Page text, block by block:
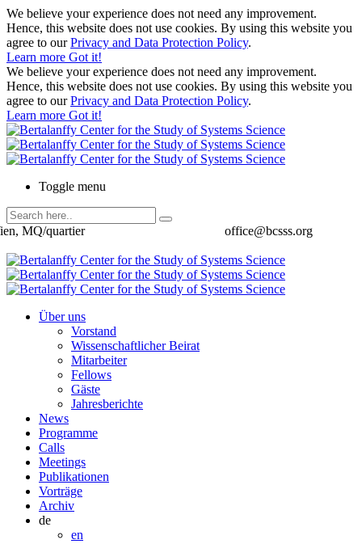
We believe your experience does not need any improvement.
Hence, this website does not use cookies. By using this website you
agree to ourPrivacy and Data Protection Policy.
Learn more Got it!
We believe your experience does not need any improvement.
Hence, this website does not use cookies. By using this website you
agree to ourPrivacy and Data Protection Policy.
Learn more Got it!
Toggle menu
office@bcsss.org
MQ/quartier
Über uns
Vorstand
Wissenschaftlicher Beirat
Mitarbeiter
Fellows
Gäste
Jahresberichte
News
Programme
Calls
Meetings
Publikationen
Vorträge
Archiv
de
en